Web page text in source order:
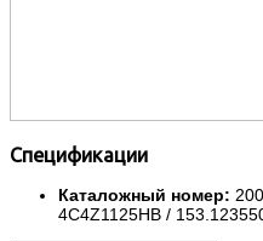
Спецификации
Каталожный номер:
4C4Z1125HB /